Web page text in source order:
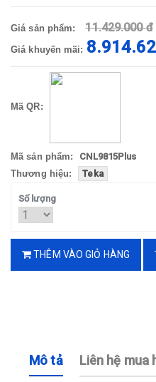
Giá sản phẩm: 11.429.000 đ
Giá khuyến mãi:
Mã QR:
Mã sản phẩm:
CNL9815Plus
Thương hiệu:
Teka
Số lượng
THÊM VÀO GIỎ HÀNG
Mô tả Liên hệ mua